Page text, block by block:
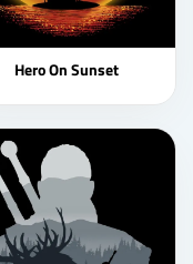
Hero On Sunset